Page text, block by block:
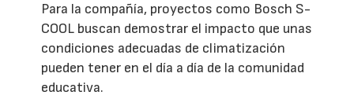
Para la compañía, proyectos como Bosch S-
COOL buscan demostrar el impacto que unas
condiciones adecuadas de climatización
pueden tener en el día a día de la comunidad
educativa.